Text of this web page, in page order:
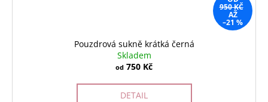
950 KČ
AŽ
–21 %
Pouzdrová sukně krátká černá
Skladem
od 750 Kč
DETAIL